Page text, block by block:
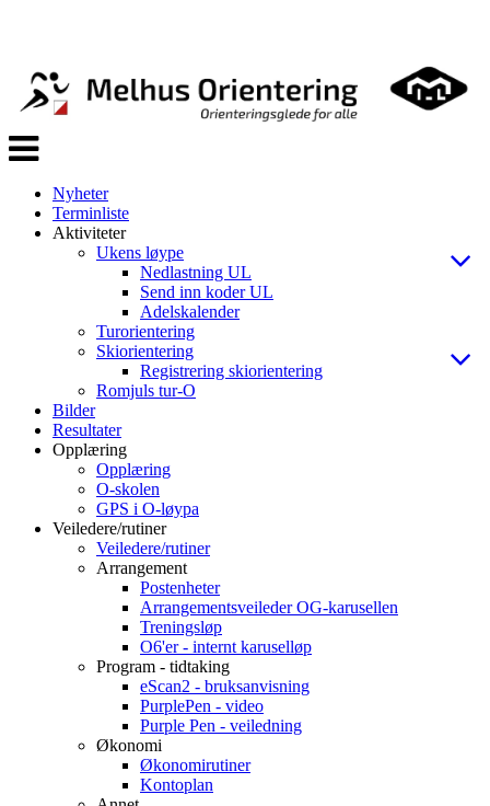
Veksle
navigasjon
Nyheter
Terminliste
Aktiviteter
Ukens løype
Nedlastning UL
Send inn koder UL
Adelskalender
Turorientering
Skiorientering
Registrering skiorientering
Romjuls tur-O
Bilder
Resultater
Opplæring
Opplæring
O-skolen
GPS i O-løypa
Veiledere/rutiner
Veiledere/rutiner
Arrangement
Postenheter
Arrangementsveileder OG-karusellen
Treningsløp
O6'er - internt karuselløp
Program - tidtaking
eScan2 - bruksanvisning
PurplePen - video
Purple Pen - veiledning
Økonomi
Økonomirutiner
Kontoplan